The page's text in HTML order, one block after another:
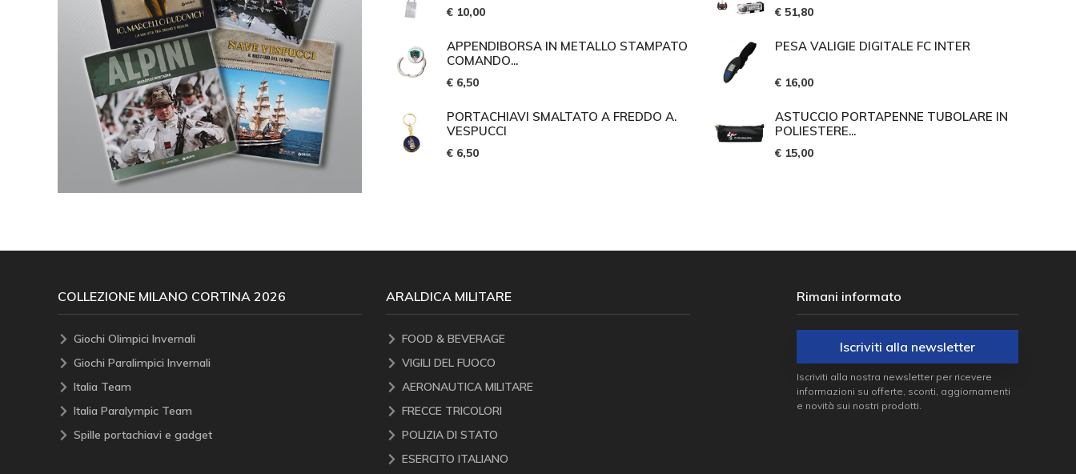
€ 10,00
APPENDIBORSA IN METALLO STAMPATO
COMANDO...
€ 6,50
PORTACHIAVI SMALTATO A FREDDO A.
VESPUCCI
€ 6,50
€ 51,80
PESA VALIGIE DIGITALE FC INTER
€ 16,00
ASTUCCIO PORTAPENNE TUBOLARE IN
POLIESTERE...
€ 15,00
COLLEZIONE MILANO CORTINA 2026
Giochi Olimpici Invernali
Giochi Paralimpici Invernali
Italia Team
Italia Paralympic Team
Spille portachiavi e gadget
ARALDICA MILITARE
FOOD & BEVERAGE
VIGILI DEL FUOCO
AERONAUTICA MILITARE
FRECCE TRICOLORI
POLIZIA DI STATO
ESERCITO ITALIANO
Rimani informato
Iscriviti alla newsletter
Iscriviti alla nostra newsletter per ricevere
informazioni su offerte, sconti, aggiornamenti
e novità sui nostri prodotti.